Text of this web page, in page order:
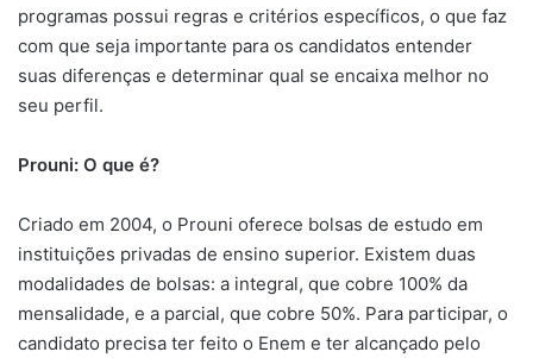
programas possui regras e critérios específicos, o que faz
com que seja importante para os candidatos entender
suas diferenças e determinar qual se encaixa melhor no
seu perfil.
Prouni: O que é?
Criado em 2004, o Prouni oferece bolsas de estudo em
instituições privadas de ensino superior. Existem duas
modalidades de bolsas: a integral, que cobre 100% da
mensalidade, e a parcial, que cobre 50%. Para participar, o
candidato precisa ter feito o Enem e ter alcançado pelo